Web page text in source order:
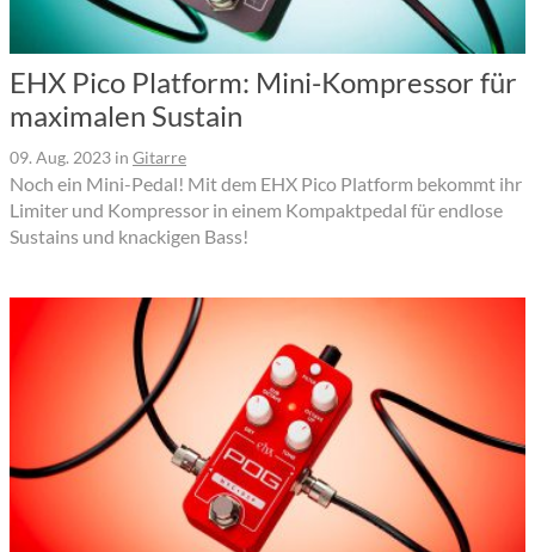
EHX Pico Platform: Mini-Kompressor für
maximalen Sustain
09. Aug. 2023 in Gitarre
Noch ein Mini-Pedal! Mit dem EHX Pico Platform bekommt ihr
Limiter und Kompressor in einem Kompaktpedal für endlose
Sustains und knackigen Bass!